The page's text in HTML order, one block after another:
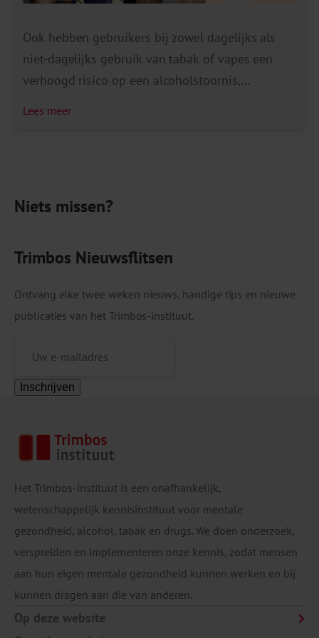
Niets missen?
Trimbos Nieuwsflitsen
Ontvang elke twee weken nieuws, handige tips en nieuwe
publicaties van het Trimbos-instituut.
Inschrijven
Ook hebben gebruikers bij zowel dagelijks als
niet-dagelijks gebruik van tabak of vapes een
verhoogd risico op een alcoholstoornis,
uitgevoerd op de Monitor Mentale Gezondheid
Factsheet helpt professionals in de […]
Lees meer
Het Trimbos-instituut is een onafhankelijk,
wetenschappelijk kennisinstituut voor mentale
gezondheid, alcohol, tabak en drugs. We doen onderzoek,
verspreiden en implementeren onze kennis, zodat mensen
aan hun eigen mentale gezondheid kunnen werken en bij
kunnen dragen aan die van anderen.
Op deze website